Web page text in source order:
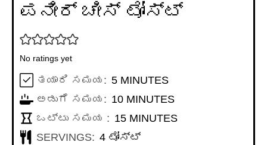
ಪನೀರ್ ಚೀಸ್ ಟೋಸ್ಟ್
No ratings yet
ತಯಾರಿ ಸಮಯ: 5MINUTES
MINUTES
ಅಡುಗೆ ಸಮಯ: 10MINUTES
MINUTES
ಒಟ್ಟು ಸಮಯ : 15MINUTES
MINUTES
SERVINGS: 4 ಟೋಸ್ಟ್